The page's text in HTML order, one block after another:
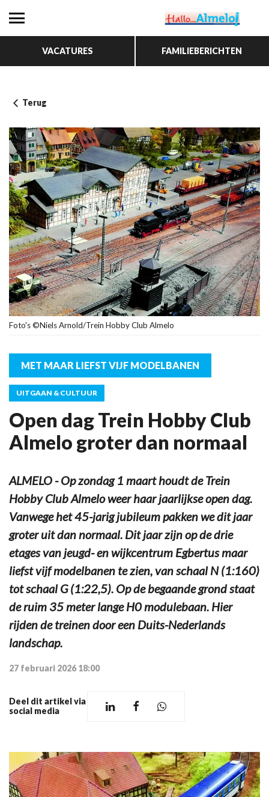
VACATURES FAMILIEBERICHTEN
Terug
Foto's ©Niels Arnold/Trein Hobby Club Almelo
MET MAAR LIEFST VIJF MODELBANEN
UITGAAN & CULTUUR
Open dag Trein Hobby Club
Almelo groter dan normaal
ALMELO - Op zondag 1 maart houdt de Trein
Hobby Club Almelo weer haar jaarlijkse open dag.
Vanwege het 45-jarig jubileum pakken we dit jaar
groter uit dan normaal. Dit jaar zijn op de drie
etages van jeugd- en wijkcentrum Egbertus maar
liefst vijf modelbanen te zien, van schaal N (1:160)
tot schaal G (1:22,5). Op de begaande grond staat
de ruim 35 meter lange H0 modulebaan. Hier
rijden de treinen door een Duits-Nederlands
landschap.
27 februari 2026 18:00
Deel dit artikel via
social media